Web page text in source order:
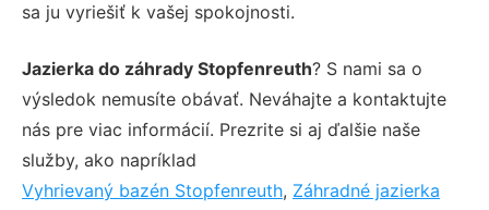
sa ju vyriešiť k vašej spokojnosti.
Jazierka do záhrady Stopfenreuth? S nami sa o
výsledok nemusíte obávať. Neváhajte a kontaktujte
nás pre viac informácií. Prezrite si aj ďalšie naše
služby, ako napríklad
Vyhrievaný bazén Stopfenreuth, Záhradné jazierka